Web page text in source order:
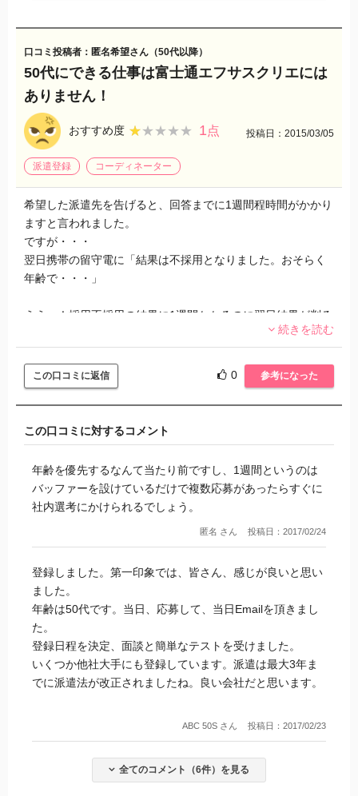
口コミ投稿者：匿名希望さん（50代以降）
50代にできる仕事は富士通エフサスクリエには
ありません！
おすすめ度 ★★★★★
★★★★★ 1点 投稿日：2015/03/05
派遣登録 コーディネーター
希望した派遣先を告げると、回答までに1週間程時間がかかり
ますと言われました。
ですが・・・
翌日携帯の留守電に「結果は不採用となりました。おそらく
年齢で・・・」
ええっ！採用不採用の結果に1週間かかるのに翌日結果が判る
長野の富士通エフサスクリエの担当者は派遣先に紹介しない
で、自分の気分で結果判定しているかも知れません？
Excelのデータ入力くらい誰でもできるのに・・・
ココの担当者は応募者を仕事に就かせたいと気持ちがないと
思います。
ちなみに長野の富士通エフサスクリエです。
ここは電話で担当者の気分やご機嫌をそこねると、仕事がも
らえません。
仕事に就く事ができました。
長野の富士通エフサスクリエは関わるだけ時間の無駄になり
ます。
早く仕事に就きたい方は他の派遣会社をお勧めします。
続きを読む
この口コミに返信 0 参考になった
この口コミに対するコメント
年齢を優先するなんて当たり前ですし、1週間というのは
バッファーを設けているだけで複数応募があったらすぐに
社内選考にかけられるでしょう。
匿名 さん 投稿日：2017/02/24
登録しました。第一印象では、皆さん、感じが良いと思い
ました。
年齢は50代です。当日、応募して、当日Emailを頂きまし
た。
登録日程を決定、面談と簡単なテストを受けました。
いくつか他社大手にも登録しています。派遣は最大3年ま
でに派遣法が改正されましたね。良い会社だと思います。
ABC 50S さん 投稿日：2017/02/23
全てのコメント（6件）を見る